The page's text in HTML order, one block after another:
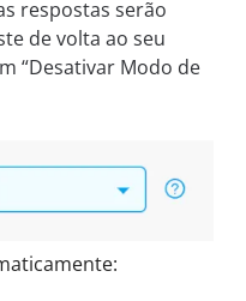
respostas serão
de volta ao seu
“Desativar Modo de